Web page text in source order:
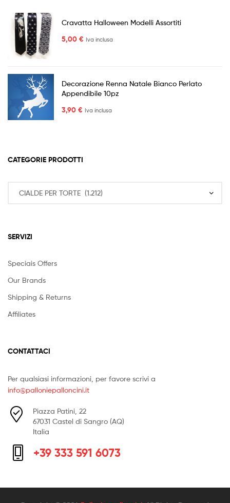
Cravatta Halloween Modelli Assortiti
5,00 € Iva inclusa
Decorazione Renna Natale Bianco Perlato
Appendibile 10pz
3,90 € Iva inclusa
CATEGORIE PRODOTTI
SERVIZI
Speciais Offers
Our Brands
Shipping & Returns
Affiliates
CONTATTACI
Per qualsiasi informazioni, per favore scrivi a
info@palloniepalloncini.it
Piazza Patini, 22
67031 Castel di Sangro (AQ)
Italia
+39 333 591 6073